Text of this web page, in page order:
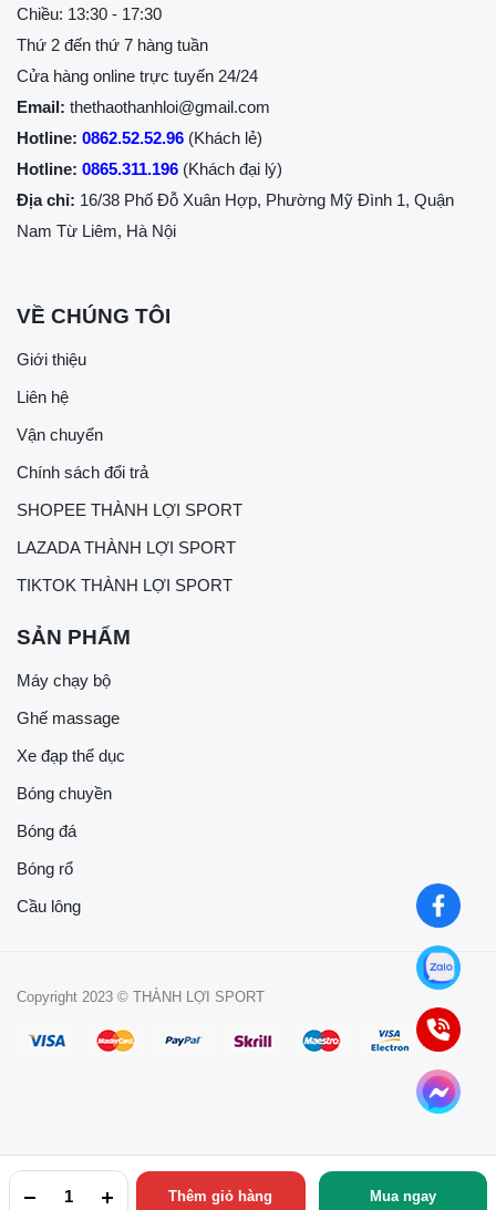
Thêm giỏ hàng Mua ngay
Chiều: 13:30 - 17:30
Thứ 2 đến thứ 7 hàng tuần
Cửa hàng online trực tuyến 24/24
Email: thethaothanhloi@gmail.com
Hotline: 0862.52.52.96 (Khách lẻ)
Hotline: 0865.311.196 (Khách đại lý)
Địa chỉ: 16/38 Phố Đỗ Xuân Hợp, Phường Mỹ Đình 1, Quận
Nam Từ Liêm, Hà Nội
VỀ CHÚNG TÔI
Giới thiệu
Liên hệ
Vận chuyển
Chính sách đổi trả
SHOPEE THÀNH LỢI SPORT
LAZADA THÀNH LỢI SPORT
TIKTOK THÀNH LỢI SPORT
SẢN PHẨM
Máy chạy bộ
Ghế massage
Xe đạp thể dục
Bóng chuyền
Bóng đá
Bóng rổ
Cầu lông
Copyright 2023 © THÀNH LỢI SPORT